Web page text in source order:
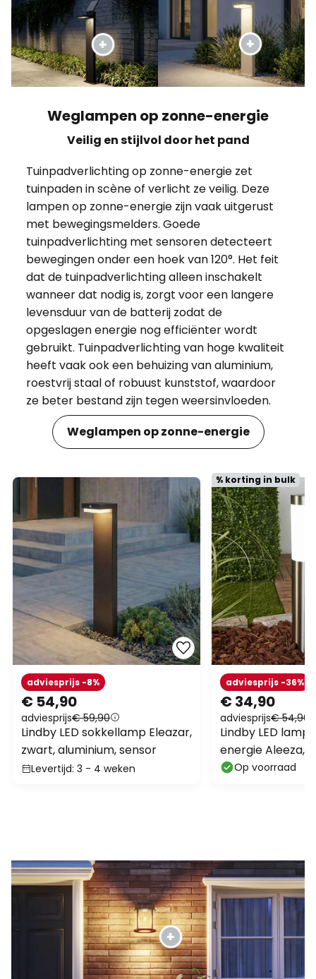
Weglampen op zonne-energie
Veilig en stijlvol door het pand
Tuinpadverlichting op zonne-energie zet
tuinpaden in scène of verlicht ze veilig. Deze
lampen op zonne-energie zijn vaak uitgerust
met bewegingsmelders. Goede
tuinpadverlichting met sensoren detecteert
bewegingen onder een hoek van 120°. Het feit
dat de tuinpadverlichting alleen inschakelt
wanneer dat nodig is, zorgt voor een langere
levensduur van de batterij zodat de
opgeslagen energie nog efficiënter wordt
gebruikt. Tuinpadverlichting van hoge kwaliteit
heeft vaak ook een behuizing van aluminium,
roestvrij staal of robuust kunststof, waardoor
ze beter bestand zijn tegen weersinvloeden.
Weglampen op zonne-energie
€ 54,90
adviesprijs€ 59,90
adviesprijs -8%
Lindby LED sokkellamp Eleazar,
zwart, aluminium, sensor
Levertijd: 3 - 4 weken
% korting in bulk
€ 34,90
adviesprijs€ 54,90
adviesprijs -36%
Lindby LED
energie Aleeza,
staal, grondpen
Op voorraad